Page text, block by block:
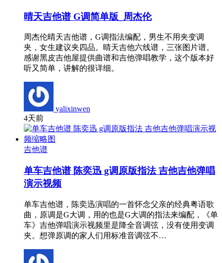
晴天吉他谱 G调简单版_周杰伦
周杰伦晴天吉他谱，G调指法编配，男生不用夹变调
夹，女生建议夹四品。晴天吉他六线谱，三张图片谱。
感谢黑皮吉他屋提供曲谱和吉他弹唱教学，这个版本好
听又简单，讲解的很详细。
yalixinwen
4天前
吉他谱
单车吉他谱 陈奕迅 g调原版指法 吉他吉他弹唱
演示视频
单车吉他谱，陈奕迅演唱的一首怀念父亲的经典粤语歌
曲，原调是G大调，用的也是G大调的指法来编配，《单
车》吉他弹唱演示视频里是降全音调弦，没有使用变调
夹。想弹原调的家人们用标准音调弦不…